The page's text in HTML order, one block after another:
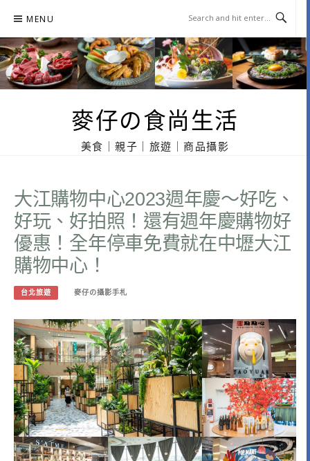
content
MENU
麥仔の食尚生活
美食｜親子｜旅遊｜商品攝影
大江購物中心2023週年慶～好吃、
好玩、好拍照！還有週年慶購物好
優惠！全年停車免費就在中壢大江
購物中心！
台北旅遊 麥仔の攝影手札